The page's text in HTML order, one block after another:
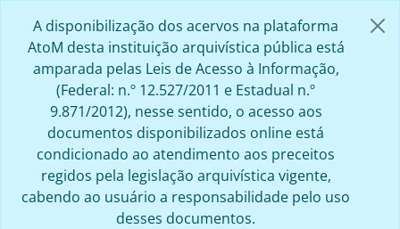
A disponibilização dos acervos na plataforma
AtoM desta instituição arquivística pública está
amparada pelas Leis de Acesso à Informação,
(Federal: n.º 12.527/2011 e Estadual n.º
9.871/2012), nesse sentido, o acesso aos
documentos disponibilizados online está
condicionado ao atendimento aos preceitos
regidos pela legislação arquivística vigente,
cabendo ao usuário a responsabilidade pelo uso
desses documentos.